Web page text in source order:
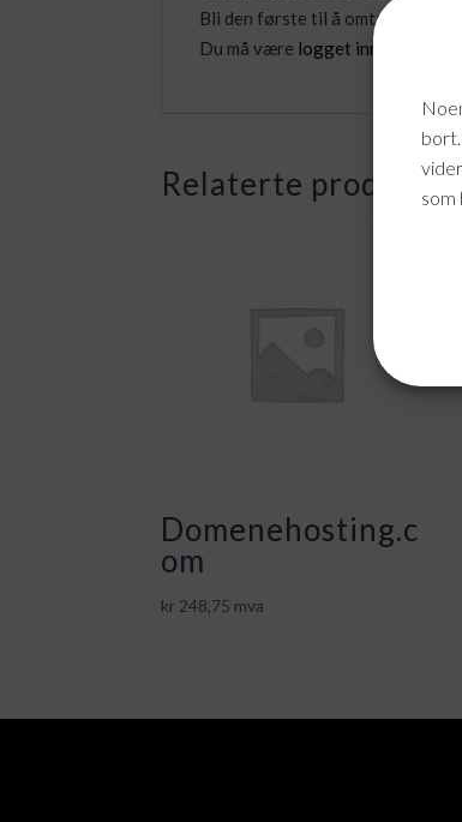
som
Bli den første til å omtale «E IT
Du må være logget inn
Relaterte produkter
Domenehosting.c
om
kr 248,75 mva